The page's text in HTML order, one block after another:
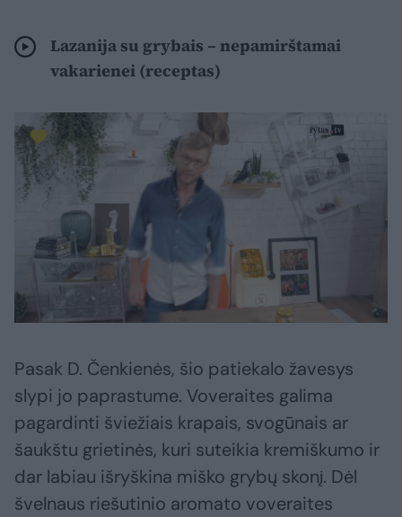
Lazanija su grybais – nepamirštamai
vakarienei (receptas)
Pasak D. Čenkienės, šio patiekalo žavesys
slypi jo paprastume. Voveraites galima
pagardinti šviežiais krapais, svogūnais ar
šaukštu grietinės, kuri suteikia kremiškumo ir
dar labiau išryškina miško grybų skonį. Dėl
švelnaus riešutinio aromato voveraites